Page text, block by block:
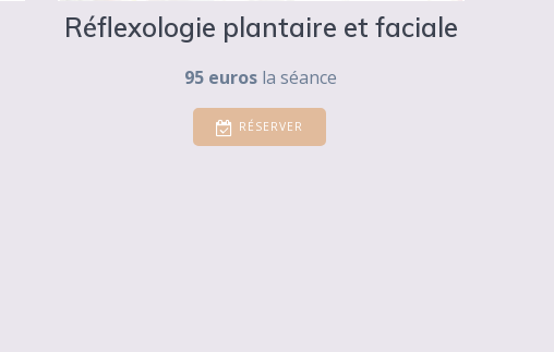
Réflexologie plantaire et faciale
95 euros la séance
RÉSERVER